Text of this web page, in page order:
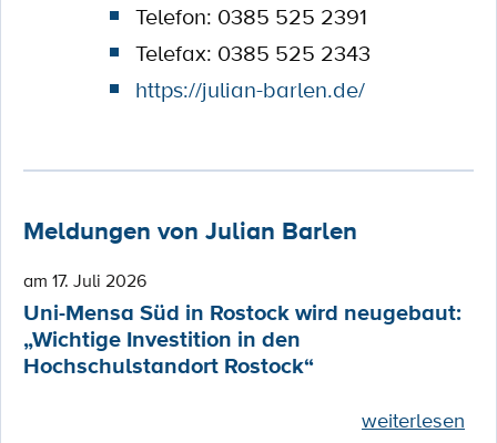
Telefon: 0385 525 2391
Telefax: 0385 525 2343
https://julian-barlen.de/
Meldungen von Julian Barlen
am 17. Juli 2026
Uni-Mensa Süd in Rostock wird neugebaut:
„Wichtige Investition in den
Hochschulstandort Rostock“
weiterlesen